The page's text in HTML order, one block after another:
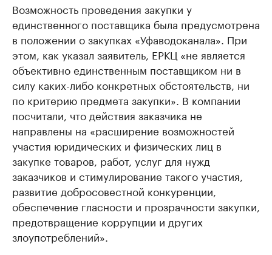
Возможность проведения закупки у
единственного поставщика была предусмотрена
в положении о закупках «Уфаводоканала». При
этом, как указал заявитель, ЕРКЦ «не является
объективно единственным поставщиком ни в
силу каких-либо конкретных обстоятельств, ни
по критерию предмета закупки». В компании
посчитали, что действия заказчика не
направлены на «расширение возможностей
участия юридических и физических лиц в
закупке товаров, работ, услуг для нужд
заказчиков и стимулирование такого участия,
развитие добросовестной конкуренции,
обеспечение гласности и прозрачности закупки,
предотвращение коррупции и других
злоупотреблений».